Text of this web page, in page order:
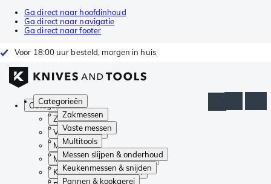
Ga direct naar hoofdinhoud
Ga direct naar navigatie
Ga direct naar footer
Voor 18:00 uur besteld, morgen in huis
Categorieën
Zakmessen
Vaste messen
Multitools
Messen slijpen & onderhoud
Keukenmessen & snijden
Pannen & kookgerei
Categorieën
Zakmessen
Vaste messen
Multitools
Messen slijpen & onderhoud
Keukenmessen & snijden